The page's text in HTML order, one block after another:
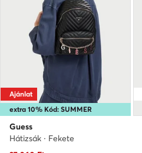
extra 10% Kód: SUMMER
Ajánlat
Guess
Hátizsák · Fekete